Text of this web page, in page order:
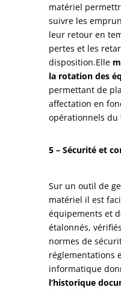
matériel
suivre les
leur retour en
pertes et les
disposition.Elle
la rotation des
permettant de
affectation en
opérationnels du
5 – Sécurité et
Sur un outil de
matériel il est
équipements et
étalonnés,
normes de
réglementations
informatique
l’historique